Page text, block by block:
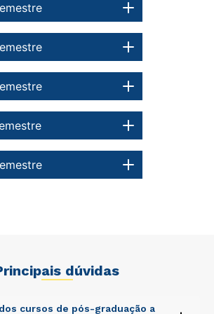
dúvidas
cursos de pós-graduação a